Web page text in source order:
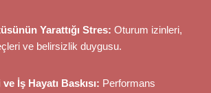
Yarattığı Stres: Oturum izinleri,
ve belirsizlik duygusu.
İş Hayatı Baskısı: Performans